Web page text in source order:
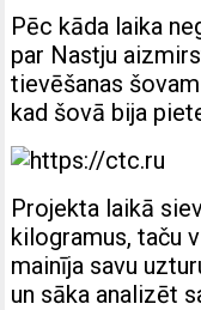
Pēc kāda laika
par Nastju
tievēšanas
kad šovā bija
Projekta laikā
kilogramus, taču
mainīja savu
un sāka analizēt